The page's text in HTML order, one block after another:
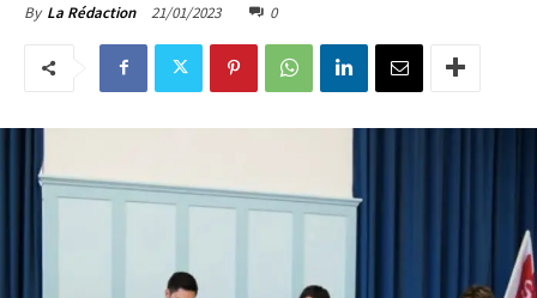
By La Rédaction 21/01/2023 0